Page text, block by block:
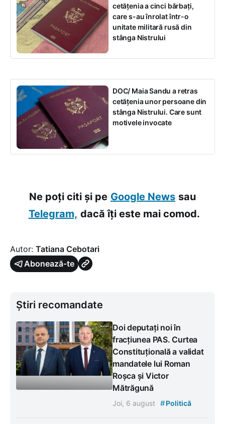
cetățenia a cinci bărbați,
care s-au înrolat într-o
unitate militară rusă din
stânga Nistrului
DOC/ Maia Sandu a retras
cetățenia unor persoane din
stânga Nistrului. Care sunt
motivele invocate
Ne poți citi și pe Google News sau
Telegram, dacă îți este mai comod.
Autor: Tatiana Cebotari
Abonează-te
Știri recomandate
Doi deputați noi în
fracțiunea PAS. Curtea
Constituțională a validat
mandatele lui Roman
Roșca și Victor
Mătrăgună
Joi, 6 august #Politică